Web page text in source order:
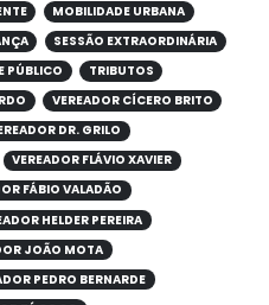
MOBILIDADE URBANA
SESSÃO EXTRAORDINÁRIA
PÚBLICO
TRIBUTOS
VEREADOR CÍCERO BRITO
DR. GRILO
VEREADOR FLÁVIO XAVIER
FÁBIO VALADÃO
HELDER PEREIRA
JOÃO MOTA
PEDRO BERNARDE